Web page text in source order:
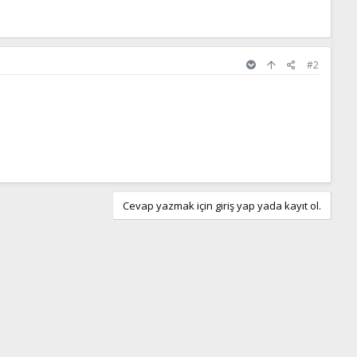
#2
Cevap yazmak için giriş yap yada kayıt ol.